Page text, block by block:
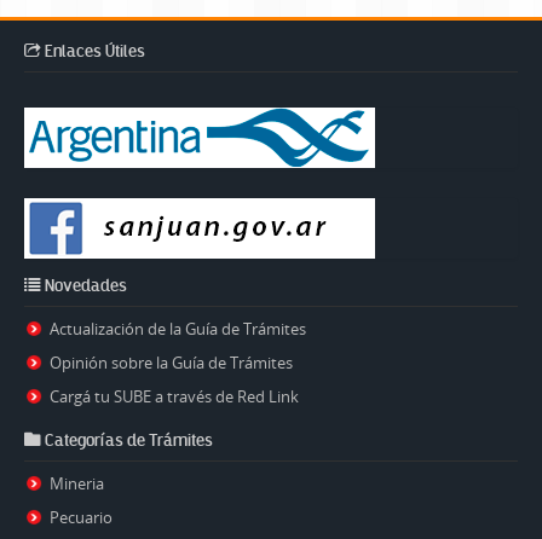
Enlaces Útiles
Novedades
Actualización de la Guía de Trámites
Opinión sobre la Guía de Trámites
Cargá tu SUBE a través de Red Link
Categorías de Trámites
Mineria
Pecuario